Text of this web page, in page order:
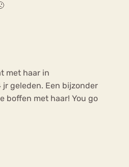
met haar in
geleden. Een bijzonder
boffen met haar! You go